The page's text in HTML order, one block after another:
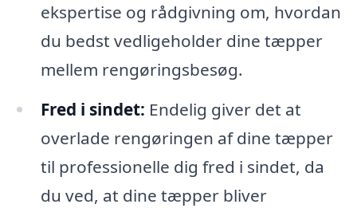
ekspertise og rådgivning om, hvordan
du bedst vedligeholder dine tæpper
mellem rengøringsbesøg.
Fred i sindet: Endelig giver det at
overlade rengøringen af dine tæpper
til professionelle dig fred i sindet, da
du ved, at dine tæpper bliver